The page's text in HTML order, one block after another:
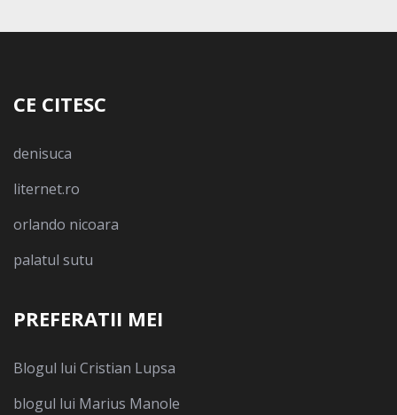
CE CITESC
denisuca
liternet.ro
orlando nicoara
palatul sutu
PREFERATII MEI
Blogul lui Cristian Lupsa
blogul lui Marius Manole